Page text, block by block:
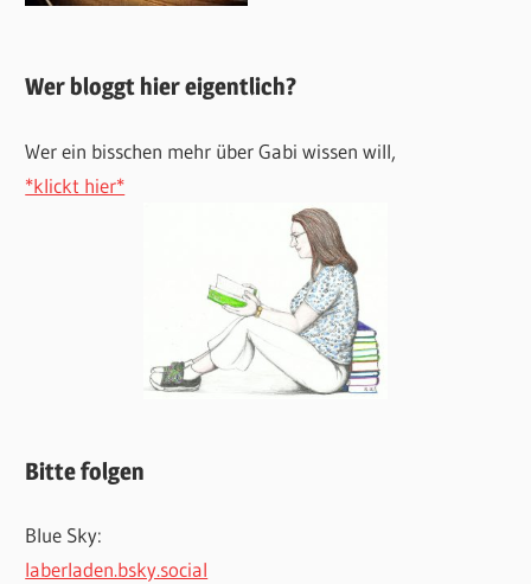
Wer bloggt hier eigentlich?
Wer ein bisschen mehr über Gabi wissen will,
*klickt hier*
Bitte folgen
Blue Sky:
laberladen.bsky.social